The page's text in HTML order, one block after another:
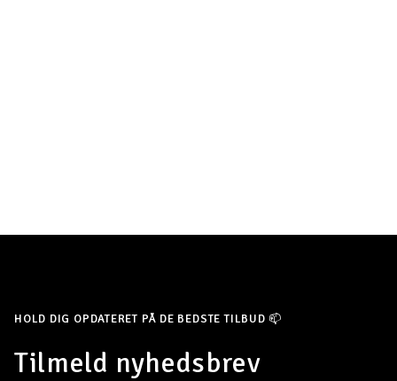
HOLD DIG OPDATERET PÅ DE BEDSTE TILBUD 📫
Tilmeld nyhedsbrev